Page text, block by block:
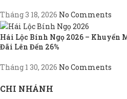
Tháng 3 18, 2026 No Comments
Hái Lộc Bính Ngọ 2026 – Khuyến
Đãi Lên Đến 26%
Tháng 1 30, 2026 No Comments
CHI NHÁNH